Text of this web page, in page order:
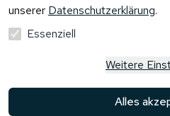
unserer Datenschutzerklärung.
Essenziell
Weitere
Alles
widerrufen